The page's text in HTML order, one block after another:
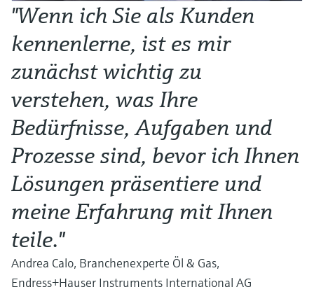
"Wenn ich Sie als Kunden
kennenlerne, ist es mir
zunächst wichtig zu
verstehen, was Ihre
Bedürfnisse, Aufgaben und
Prozesse sind, bevor ich Ihnen
Lösungen präsentiere und
meine Erfahrung mit Ihnen
teile."
Andrea Calo, Branchenexperte Öl & Gas,
Endress+Hauser Instruments International AG